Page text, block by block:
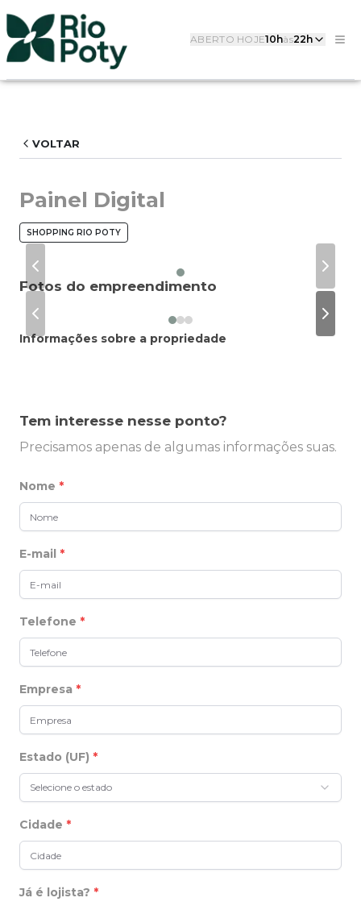
ABERTO HOJE10hàs22h
VOLTAR
Painel Digital
SHOPPING RIO POTY
Previous slide Next
Fotos do empreendimento
Previous slide
Next
Informações sobre a propriedade
Tem interesse nesse ponto?
Precisamos apenas de algumas informações suas.
Nome *
E-mail *
Telefone *
Empresa *
Estado (UF) *
Selecione o estado
Cidade *
Já é lojista? *